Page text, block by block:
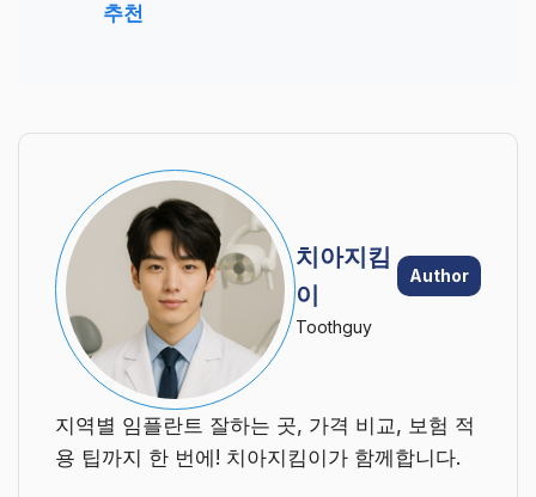
추천
치아지킴
이
Author
Toothguy
지역별 임플란트 잘하는 곳, 가격 비교, 보험 적
용 팁까지 한 번에! 치아지킴이가 함께합니다.